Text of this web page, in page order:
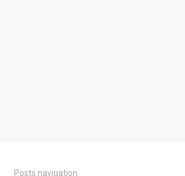
Posts navigation